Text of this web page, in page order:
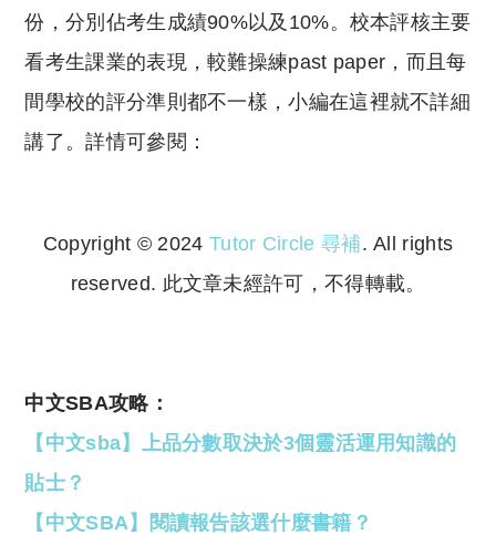
份，分別佔考生成績90%以及10%。校本評核主要
看考生課業的表現，較難操練past paper，而且每
間學校的評分準則都不一樣，小編在這裡就不詳細
講了。詳情可參閱：
Copyright © 2024 Tutor Circle 尋補. All rights
reserved. 此文章未經許可，不得轉載。
中文SBA攻略：
【中文sba】上品分數取決於3個靈活運用知識的
貼士？
【中文SBA】閱讀報告該選什麼書籍？